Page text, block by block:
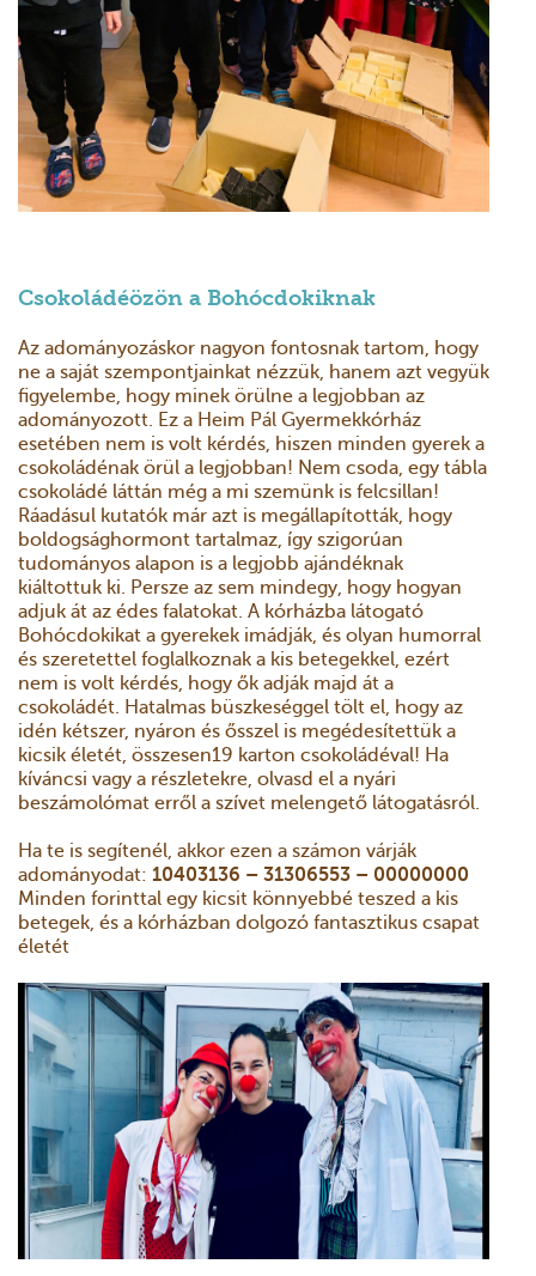
Csokoládéözön a Bohócdokiknak
Az adományozáskor nagyon fontosnak tartom, hogy
ne a saját szempontjainkat nézzük, hanem azt vegyük
figyelembe, hogy minek örülne a legjobban az
adományozott. Ez a Heim Pál Gyermekkórház
esetében nem is volt kérdés, hiszen minden gyerek a
csokoládénak örül a legjobban! Nem csoda, egy tábla
csokoládé láttán még a mi szemünk is felcsillan!
Ráadásul kutatók már azt is megállapították, hogy
boldogsághormont tartalmaz, így szigorúan
tudományos alapon is a legjobb ajándéknak
kiáltottuk ki. Persze az sem mindegy, hogy hogyan
adjuk át az édes falatokat. A kórházba látogató
Bohócdokikat a gyerekek imádják, és olyan humorral
és szeretettel foglalkoznak a kis betegekkel, ezért
nem is volt kérdés, hogy ők adják majd át a
csokoládét. Hatalmas büszkeséggel tölt el, hogy az
idén kétszer, nyáron és ősszel is megédesítettük a
kicsik életét, összesen19 karton csokoládéval! Ha
kíváncsi vagy a részletekre, olvasd el a nyári
beszámolómat erről a szívet melengető látogatásról.
Ha te is segítenél, akkor ezen a számon várják
adományodat: 10403136 – 31306553 – 00000000
Minden forinttal egy kicsit könnyebbé teszed a kis
betegek, és a kórházban dolgozó fantasztikus csapat
életét